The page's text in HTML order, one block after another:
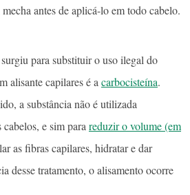
antes de aplicá-lo em todo cabelo.
para substituir o uso ilegal do
alisante capilares é a carbocisteína.
a substância não é utilizada
e sim para reduzir o volume (em
as fibras capilares, hidratar e dar
desse tratamento, o alisamento ocorre